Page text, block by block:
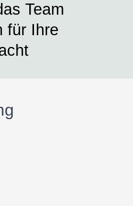
Team
für Ihre